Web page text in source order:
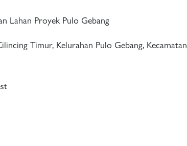
Pulo Gebang
Pulo Gebang, Kecamatan